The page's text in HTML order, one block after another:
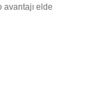
avantajı elde